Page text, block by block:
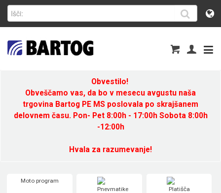
Obvestilo!
Obveščamo vas, da bo v mesecu avgustu naša
trgovina Bartog PE MS poslovala po skrajšanem
delovnem času. Pon- Pet 8:00h - 17:00h Sobota 8:00h
-12:00h
Hvala za razumevanje!
Moto program